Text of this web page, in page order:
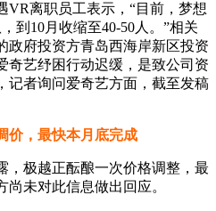
VR离职员工表示，“目前，梦想
到10月收缩至40-50人。”相关
政府投资方青岛西海岸新区投资
奇艺纾困行动迟缓，是致公司资
记者询问爱奇艺方面，截至发稿
价，最快本月底完成
极越正酝酿一次价格调整，最
未对此信息做出回应。